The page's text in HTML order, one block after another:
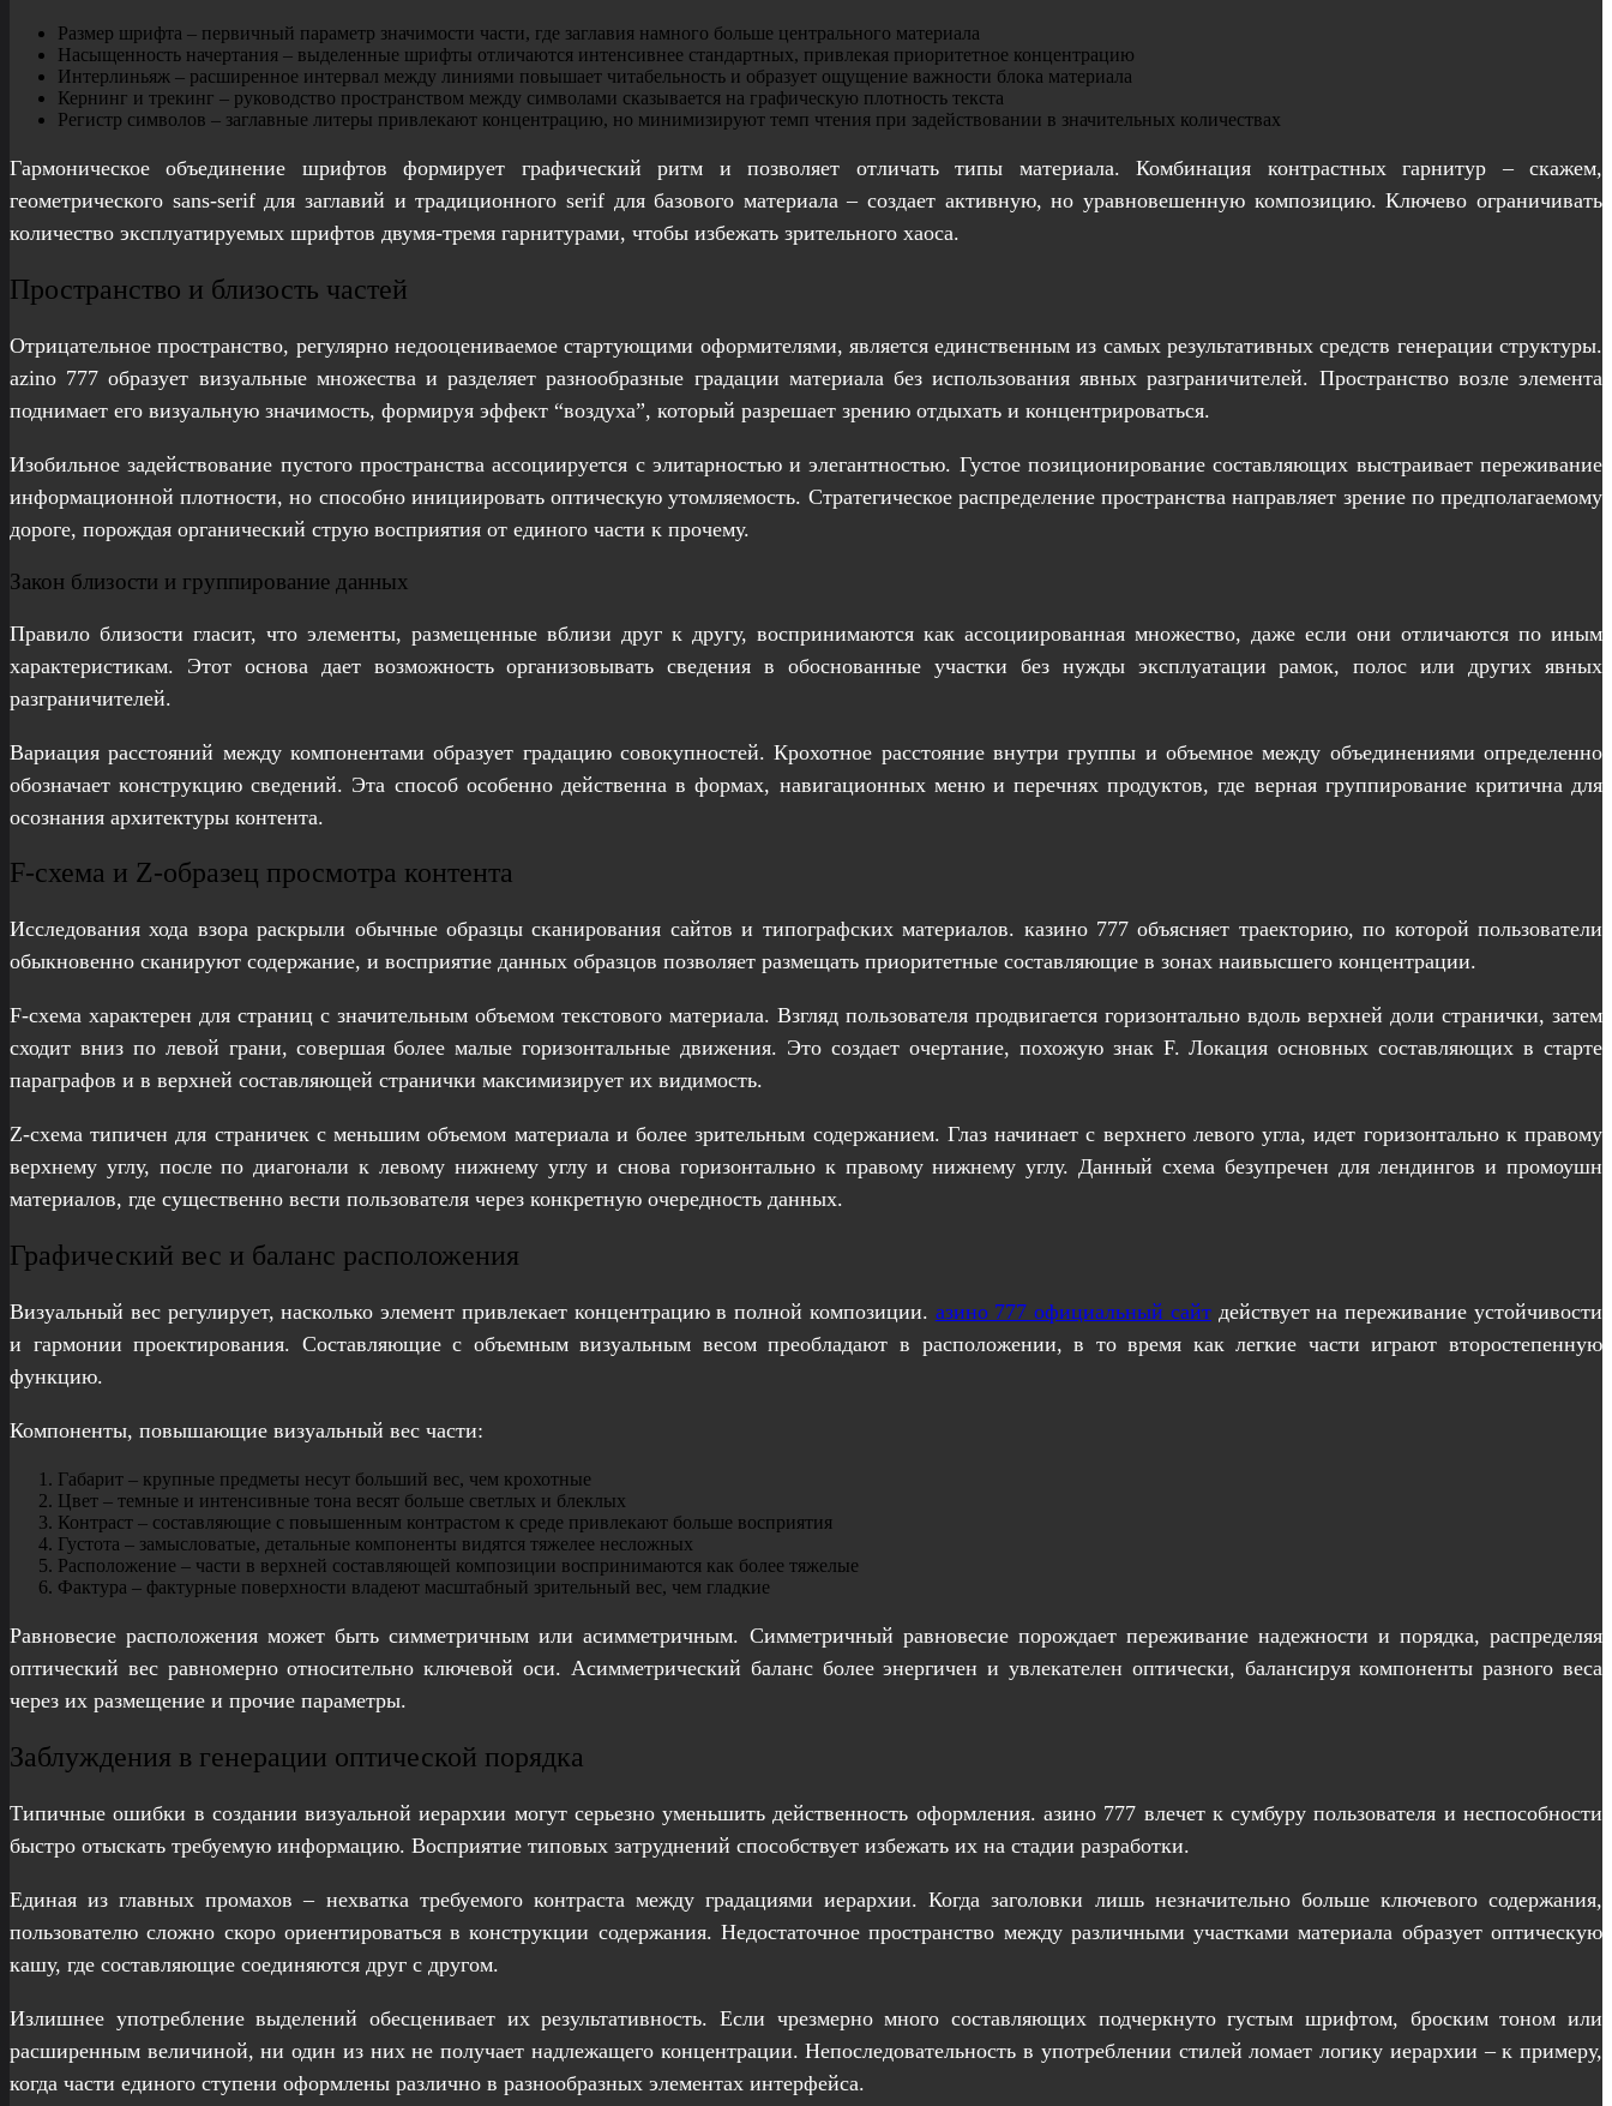
Размер шрифта – первичный параметр значимости части, где заглавия намного больше центрального материала
Насыщенность начертания – выделенные шрифты отличаются интенсивнее стандартных, привлекая приоритетное концентрацию
Интерлиньяж – расширенное интервал между линиями повышает читабельность и образует ощущение важности блока материала
Кернинг и трекинг – руководство пространством между символами сказывается на графическую плотность текста
Регистр символов – заглавные литеры привлекают концентрацию, но минимизируют темп чтения при задействовании в значительных количествах
Гармоническое объединение шрифтов формирует графический ритм и позволяет отличать типы материала. Комбинация контрастных гарнитур – скажем,
геометрического sans-serif для заглавий и традиционного serif для базового материала – создает активную, но уравновешенную композицию. Ключево ограничивать
количество эксплуатируемых шрифтов двумя-тремя гарнитурами, чтобы избежать зрительного хаоса.
Пространство и близость частей
Отрицательное пространство, регулярно недооцениваемое стартующими оформителями, является единственным из самых результативных средств генерации структуры.
azino 777 образует визуальные множества и разделяет разнообразные градации материала без использования явных разграничителей. Пространство возле элемента
поднимает его визуальную значимость, формируя эффект “воздуха”, который разрешает зрению отдыхать и концентрироваться.
Изобильное задействование пустого пространства ассоциируется с элитарностью и элегантностью. Густое позиционирование составляющих выстраивает переживание
информационной плотности, но способно инициировать оптическую утомляемость. Стратегическое распределение пространства направляет зрение по предполагаемому
дороге, порождая органический струю восприятия от единого части к прочему.
Закон близости и группирование данных
Правило близости гласит, что элементы, размещенные вблизи друг к другу, воспринимаются как ассоциированная множество, даже если они отличаются по иным
характеристикам. Этот основа дает возможность организовывать сведения в обоснованные участки без нужды эксплуатации рамок, полос или других явных
разграничителей.
Вариация расстояний между компонентами образует градацию совокупностей. Крохотное расстояние внутри группы и объемное между объединениями определенно
обозначает конструкцию сведений. Эта способ особенно действенна в формах, навигационных меню и перечнях продуктов, где верная группирование критична для
осознания архитектуры контента.
F-схема и Z-образец просмотра контента
Исследования хода взора раскрыли обычные образцы сканирования сайтов и типографских материалов. казино 777 объясняет траекторию, по которой пользователи
обыкновенно сканируют содержание, и восприятие данных образцов позволяет размещать приоритетные составляющие в зонах наивысшего концентрации.
F-схема характерен для страниц с значительным объемом текстового материала. Взгляд пользователя продвигается горизонтально вдоль верхней доли странички, затем
сходит вниз по левой грани, совершая более малые горизонтальные движения. Это создает очертание, похожую знак F. Локация основных составляющих в старте
параграфов и в верхней составляющей странички максимизирует их видимость.
Z-схема типичен для страничек с меньшим объемом материала и более зрительным содержанием. Глаз начинает с верхнего левого угла, идет горизонтально к правому
верхнему углу, после по диагонали к левому нижнему углу и снова горизонтально к правому нижнему углу. Данный схема безупречен для лендингов и промоушн
материалов, где существенно вести пользователя через конкретную очередность данных.
Графический вес и баланс расположения
Визуальный вес регулирует, насколько элемент привлекает концентрацию в полной композиции. азино 777 официальный сайтдействует на переживание устойчивости
и гармонии проектирования. Составляющие с объемным визуальным весом преобладают в расположении, в то время как легкие части играют второстепенную
функцию.
Компоненты, повышающие визуальный вес части:
Габарит – крупные предметы несут больший вес, чем крохотные
Цвет – темные и интенсивные тона весят больше светлых и блеклых
Контраст – составляющие с повышенным контрастом к среде привлекают больше восприятия
Густота – замысловатые, детальные компоненты видятся тяжелее несложных
Расположение – части в верхней составляющей композиции воспринимаются как более тяжелые
Фактура – фактурные поверхности владеют масштабный зрительный вес, чем гладкие
Равновесие расположения может быть симметричным или асимметричным. Симметричный равновесие порождает переживание надежности и порядка, распределяя
оптический вес равномерно относительно ключевой оси. Асимметрический баланс более энергичен и увлекателен оптически, балансируя компоненты разного веса
через их размещение и прочие параметры.
Заблуждения в генерации оптической порядка
Типичные ошибки в создании визуальной иерархии могут серьезно уменьшить действенность оформления. азино 777 влечет к сумбуру пользователя и неспособности
быстро отыскать требуемую информацию. Восприятие типовых затруднений способствует избежать их на стадии разработки.
Единая из главных промахов – нехватка требуемого контраста между градациями иерархии. Когда заголовки лишь незначительно больше ключевого содержания,
пользователю сложно скоро ориентироваться в конструкции содержания. Недостаточное пространство между различными участками материала образует оптическую
кашу, где составляющие соединяются друг с другом.
Излишнее употребление выделений обесценивает их результативность. Если чрезмерно много составляющих подчеркнуто густым шрифтом, броским тоном или
расширенным величиной, ни один из них не получает надлежащего концентрации. Непоследовательность в употреблении стилей ломает логику иерархии – к примеру,
когда части единого ступени оформлены различно в разнообразных элементах интерфейса.